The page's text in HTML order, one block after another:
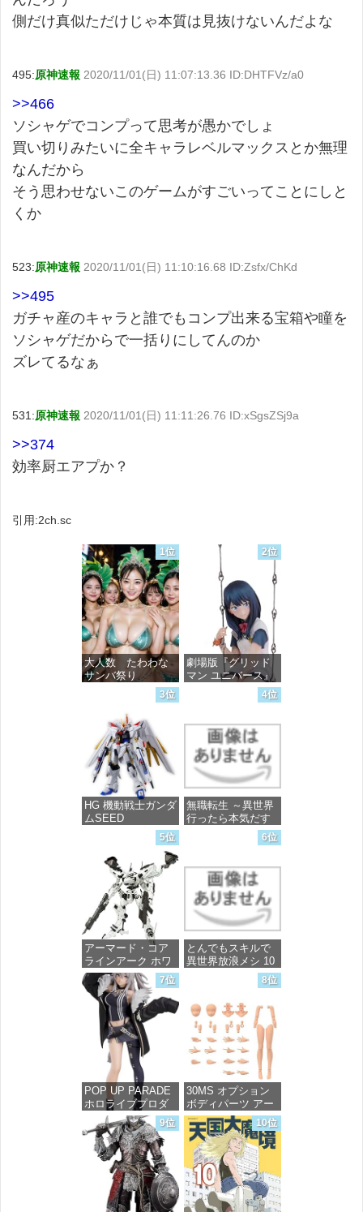
側だけ真似ただけじゃ本質は見抜けないんだよな
495:原神速報 2020/11/01(日) 11:07:13.36 ID:DHTFVz/a0
>>466
ソシャゲでコンプって思考が愚かでしょ
買い切りみたいに全キャラレベルマックスとか無理
なんだから
そう思わせないこのゲームがすごいってことにしと
くか
523:原神速報 2020/11/01(日) 11:10:16.68 ID:Zsfx/ChKd
>>495
ガチャ産のキャラと誰でもコンプ出来る宝箱や瞳を
ソシャゲだからで一括りにしてんのか
ズレてるなぁ
531:原神速報 2020/11/01(日) 11:11:26.76 ID:xSgsZSj9a
>>374
効率厨エアプか？
引用:2ch.sc
1位
大人数 たわわな
サンバ祭り
価格：¥99
2位
劇場版『グリッド
マン ユニバース』
宝多六花 wall figure
1/7スケール プラス
完成品フィギュア
価格：¥13,756
3位
HG 機動戦士ガンダ
ムSEED
FREEDOM マイテ
ィーストライクフ
リーダムガンダム
1/144スケール 色分
け済みプラモデル
価格：¥4,800
4位
無職転生 ～異世界
行ったら本気だす
～ 20 (MFコミック
ス フラッパーシ
価格：¥748
5位
アーマード・コア
ラインアーク ホワ
イト・グリント 全
高約160mm 1/72ス
ケール プラモデル
価格：¥7,367
6位
とんでもスキルで
異世界放浪メシ 10
(ガルドコミックス)
価格：¥726
7位
POP UP PARADE
ホロライブプロダ
クション 獅白ぼた
ん ノンスケール プ
ラスチック製 塗装
済み完成品フィギ
価格：¥4,676
8位
30MS オプション
ボディパーツ アー
ムパーツ&レッグパ
ーツ [カラーC] 色
分け済みプラモデ
ル
価格：¥1,949
9位 10位